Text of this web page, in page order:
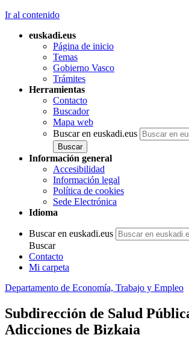
Ir al contenido
euskadi.eus
Página de inicio
Temas
Gobierno Vasco
Trámites
Herramientas
Contacto
Buscador
Mapa web
Buscar en euskadi.eus
Información general
Accesibilidad
Información legal
Política de cookies
Sede Electrónica
Idioma
Buscar en euskadi.eus
Buscar
Contacto
Mi carpeta
Departamento de Economía, Trabajo y Empleo
Subdirección de Salud
Adicciones de Bizkaia